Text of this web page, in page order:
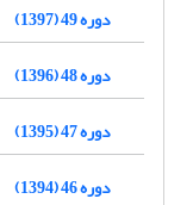
دوره 49 (1397)
دوره 48 (1396)
دوره 47 (1395)
دوره 46 (1394)